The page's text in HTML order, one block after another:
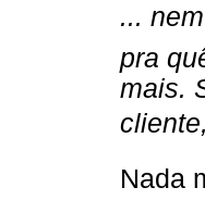
...
pra
mais.
Nada